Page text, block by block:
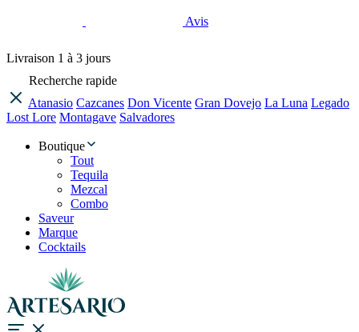
Avis
Livraison 1 à 3 jours
Recherche rapide
Atanasio Cazcanes Don Vicente Gran Dovejo La Luna Legado
Lost Lore Montagave Salvadores
Boutique
Tout
Tequila
Mezcal
Combo
Saveur
Marque
Cocktails